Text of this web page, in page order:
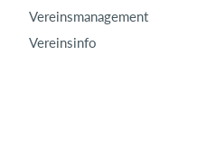
Vereinsmanagement
Vereinsinfo